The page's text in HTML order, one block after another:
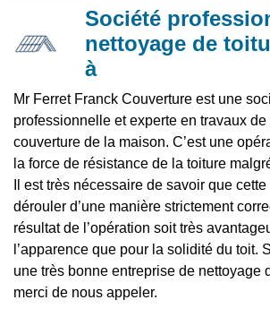
Société
nettoyage de
à
Mr Ferret Franck Couverture est une
professionnelle et experte en travaux
couverture de la maison. C’est une
la force de résistance de la toiture
Il est très nécessaire de savoir que
dérouler d’une manière strictement
résultat de l’opération soit très
l’apparence que pour la solidité du toit.
une très bonne entreprise de nettoyage
merci de nous appeler.